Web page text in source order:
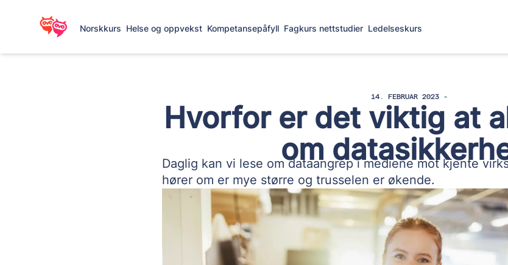
Norskkurs Helse og oppvekst Kompetansepåfyll Fagkurs nettstudier Ledelseskurs
14. FEBRUAR 2023 -
Hvorfor er det viktig at
om
Daglig kan vi lese om dataangrep i mediene mot kjente
hører om er mye større og trusselen er økende.